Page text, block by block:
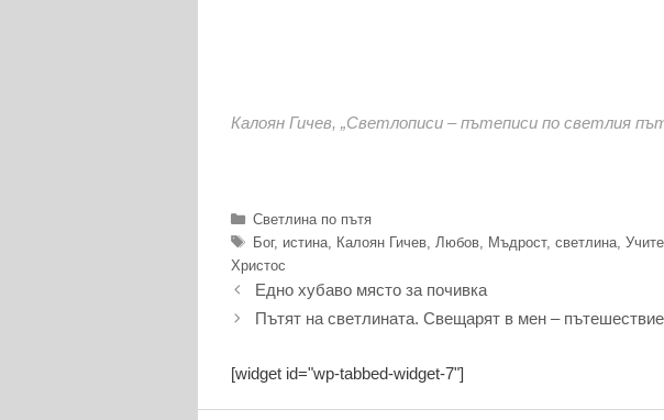
Калоян Гичев, „Светлописи – пътеписи по светлия
Категории
Светлина по пътя
Етикети
Бог, истина Калоян Гичев Любов Мъдрост,светлина ,
Христос
Едно хубаво място за почивка
Пътят на светлината. Свещарят в мен –
[widget id="wp-tabbed-widget-7"]